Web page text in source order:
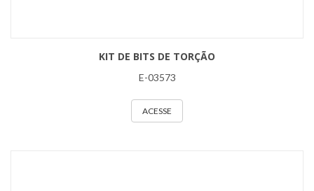
KIT DE BITS DE TORÇÃO
E-03573
ACESSE